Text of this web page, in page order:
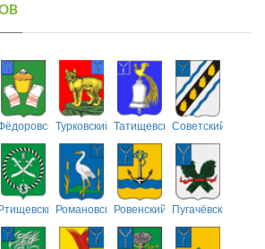
Турковский ТатищевскийСоветский
РомановскийРовенский Пугачёвский